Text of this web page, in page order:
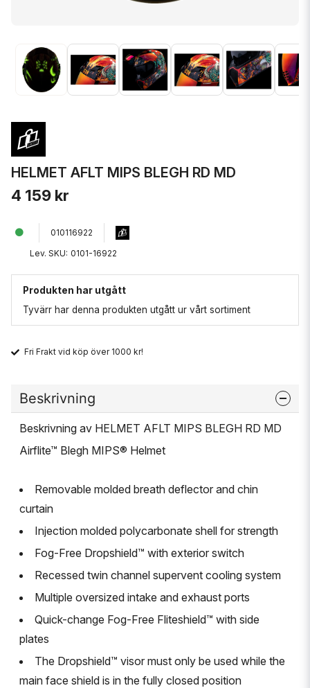
HELMET AFLT MIPS BLEGH RD MD
4 159 kr
010116922
Lev. SKU: 0101-16922
Produkten har utgått
Tyvärr har denna produkten utgått ur vårt sortiment
Fri Frakt vid köp över 1000 kr!
Beskrivning
Beskrivning av HELMET AFLT MIPS BLEGH RD MD
Airflite™ Blegh MIPS® Helmet
Removable molded breath deflector and chin
curtain
Injection molded polycarbonate shell for strength
Fog-Free Dropshield™ with exterior switch
Recessed twin channel supervent cooling system
Multiple oversized intake and exhaust ports
Quick-change Fog-Free Fliteshield™ with side
plates
The Dropshield™ visor must only be used while the
main face shield is in the fully closed position